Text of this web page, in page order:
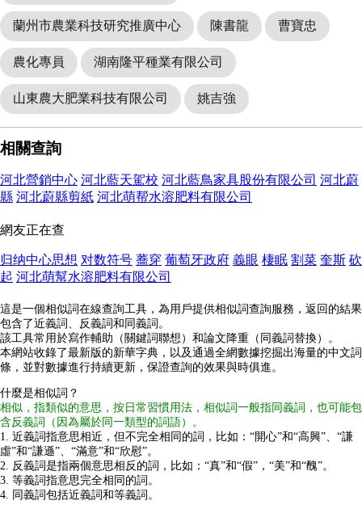
蘭州市農業科技研究推廣中心 陳書龍 曹寶忠
農化專員 湖南隆平種業有限公司
山東農大肥業科技有限公司 姚吉強
相關查詢
河北營銷中心 河北藍天駕校 河北藍鳥家具股份有限公司 河北蔚
縣 河北蔚縣剪紙 河北萌帮水溶肥料有限公司
網友正在查
归纳中心思想 对数符号 蕎穿 葡萄牙政府 義眼 棲眠 割菜 奎斯 砍
起 河北萌幫水溶肥料有限公司
這是一個相似詞在線查詢工具，為用戶提供相似詞查詢服務，返回的結果
包含了近義詞、反義詞和同義詞。
該工具常用於寫作輔助（關鍵詞聯想）和論文降重（同義詞替換）。
本網站收錄了最新版的新華字典，以及通過全網數據挖掘出海量的中文詞
條，並對數據進行持續更新，保證查詢的效果與時俱進。
什麼是相似詞？
相似，指類似的意思，按日常習慣用法，相似詞一般指同義詞，也可能包
含反義詞（因為屬於同一類型的詞語）。
1. 近義詞指意思相近，但不完全相同的詞，比如：“開心”和“高興”、“謙
虛”和“謙遜”、“滿意”和“欣慰”。
2. 反義詞是指兩個意思相反的詞，比如：“真”和“假”，“美”和“醜”。
3. 等義詞指意思完全相同的詞。
4. 同義詞包括近義詞和等義詞。